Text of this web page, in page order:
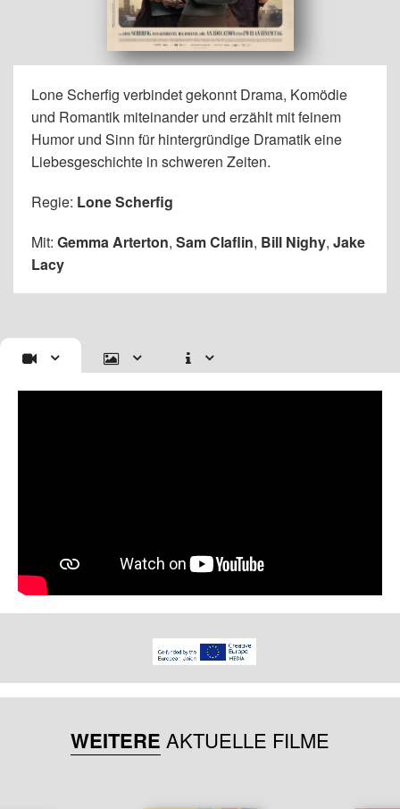
Lone Scherfig verbindet gekonnt Drama, Komödie
und Romantik miteinander und erzählt mit feinem
Humor und Sinn für hintergründige Dramatik eine
Liebesgeschichte in schweren Zeiten.
Regie: Lone Scherfig
Mit: Gemma Arterton, Sam Claflin, Bill Nighy, Jake
Lacy
WEITERE AKTUELLE FILME